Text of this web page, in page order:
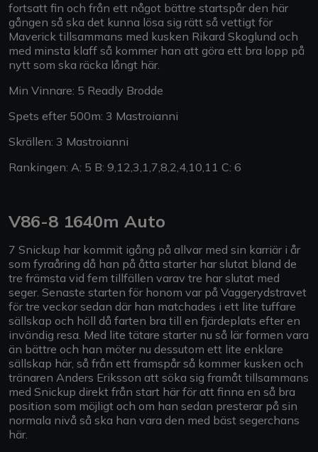
fortsatt fin och från ett något bättre startspår den här
gången så ska det kunna lösa sig rätt så vettigt för
Maverick tillsammans med kusken Rikard Skoglund och
med minsta klaff så kommer han att göra ett bra lopp på
nytt som ska räcka långt här.
Min Vinnare: 5 Readly Brodde
Spets efter 500m: 3 Mastroianni
Skrällen: 3 Mastroianni
Rankingen: A: 5 B: 9,12,3,1,7,8,2,4,10,11 C: 6
V86-8 1640m Auto
7 Snickup har kommit igång på allvar med sin karriär i år
som fyraåring då han på åtta starter har slutat bland de
tre främsta vid fem tillfällen varav tre har slutat med
seger. Senaste starten för honom var på Vaggerydstravet
för tre veckor sedan där han matchades i ett lite tuffare
sällskap och höll då farten bra till en fjärdeplats efter en
invändig resa. Med lite tätare starter nu så lär formen vara
än bättre och han möter nu dessutom ett lite enklare
sällskap här, så från ett framspår så kommer kusken och
tränaren Anders Eriksson att söka sig framåt tillsammans
med Snickup direkt från start här för att finna en så bra
position som möjligt och om han sedan presterar på sin
normala nivå så ska han vara den med bäst segerchans
här.